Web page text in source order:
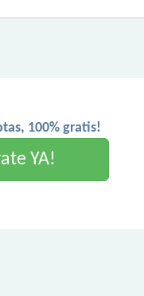
100% gratis!
YA!